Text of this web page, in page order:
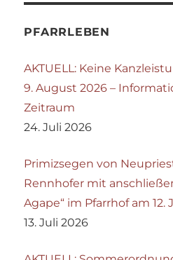
PFARRLEBEN
AKTUELL: Keine
9. August 2026 –
Zeitraum
24. Juli 2026
Primizsegen von
Rennhofer mit
Agape“ im Pfarrhof am 12.
13. Juli 2026